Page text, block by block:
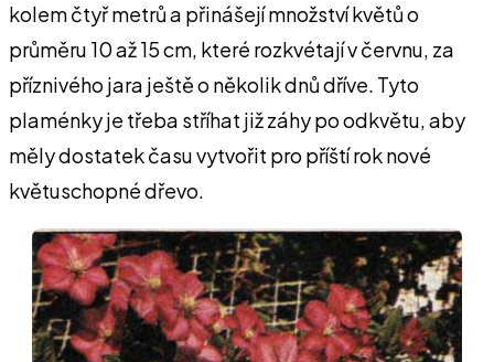
kolem čtyř metrů a přinášejí množství květů o
průměru 10 až 15 cm, které rozkvétají v červnu, za
příznivého jara ještě o několik dnů dříve. Tyto
plaménky je třeba stříhat již záhy po odkvětu, aby
měly dostatek času vytvořit pro příští rok nové
květuschopné dřevo.